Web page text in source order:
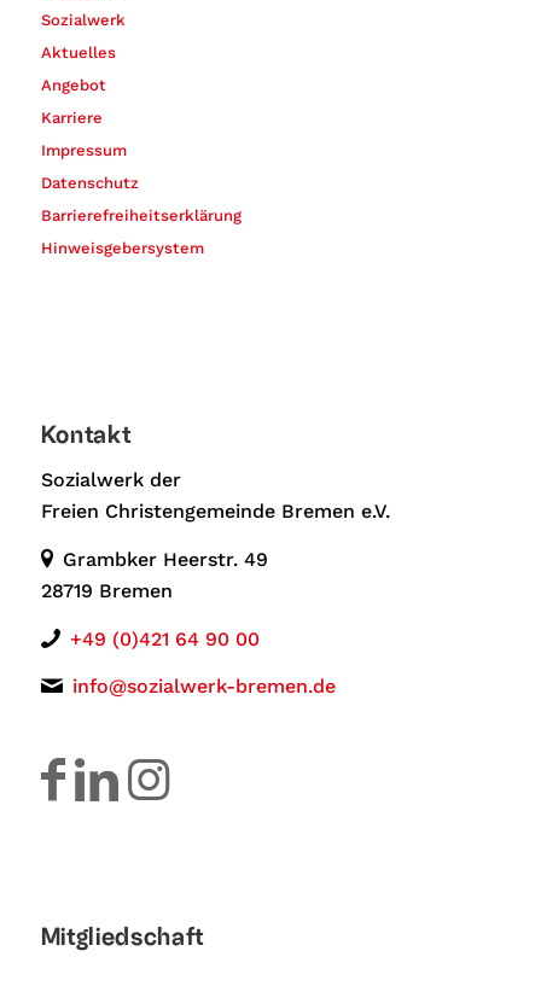
Sozialwerk
Aktuelles
Angebot
Karriere
Impressum
Datenschutz
Barrierefreiheitserklärung
Hinweisgebersystem
Kontakt
Sozialwerk der
Freien Christengemeinde Bremen e.V.
Grambker Heerstr. 49
28719 Bremen
+49 (0)421 64 90 00
info@sozialwerk-bremen.de
Mitgliedschaft